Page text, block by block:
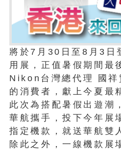
將於7月30日至8月3日
用展，正值暑假期間最
Nikon台灣總代理 國祥
的消費者，獻上今夏最
此次為搭配暑假出遊潮
華航攜手，投下今年展
指定機款，就送華航雙
除此之外，一線機款展